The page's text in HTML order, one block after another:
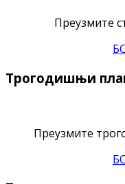
Преузмите
Трогодишњи
Преузмите